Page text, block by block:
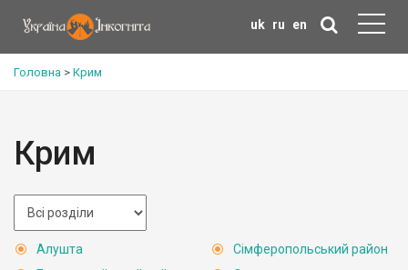
uk ru en
Головна > Крим
Крим
Алушта
Сімферопольський район